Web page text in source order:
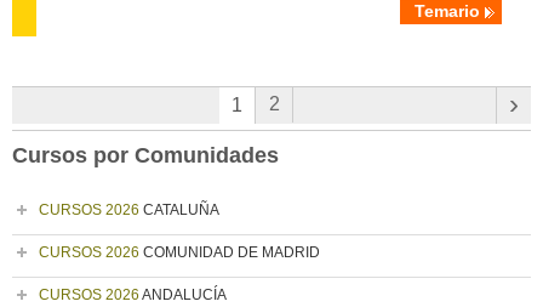
Temario
1 2 ›
Cursos por Comunidades
CURSOS 2026 CATALUÑA
CURSOS 2026 COMUNIDAD DE MADRID
CURSOS 2026 ANDALUCÍA